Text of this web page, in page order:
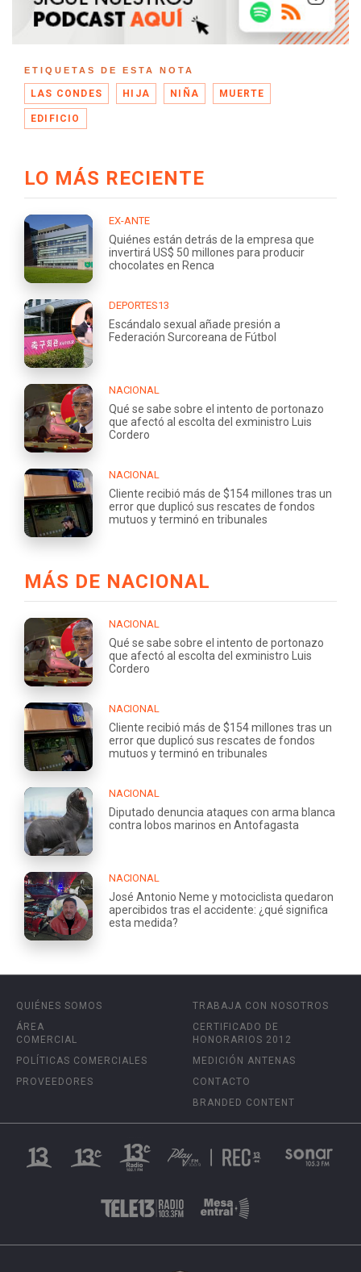
ETIQUETAS DE ESTA NOTA
LAS CONDES HIJA NIÑA MUERTE
EDIFICIO
LO MÁS RECIENTE
EX-ANTE
Quiénes están detrás de la empresa que
invertirá US$ 50 millones para producir
chocolates en Renca
DEPORTES13
Escándalo sexual añade presión a
Federación Surcoreana de Fútbol
NACIONAL
Qué se sabe sobre el intento de portonazo
que afectó al escolta del exministro Luis
Cordero
NACIONAL
Cliente recibió más de $154 millones tras un
error que duplicó sus rescates de fondos
mutuos y terminó en tribunales
MÁS DE NACIONAL
NACIONAL
Qué se sabe sobre el intento de portonazo
que afectó al escolta del exministro Luis
Cordero
NACIONAL
Cliente recibió más de $154 millones tras un
error que duplicó sus rescates de fondos
mutuos y terminó en tribunales
NACIONAL
Diputado denuncia ataques con arma blanca
contra lobos marinos en Antofagasta
NACIONAL
José Antonio Neme y motociclista quedaron
apercibidos tras el accidente: ¿qué significa
esta medida?
QUIÉNES SOMOS
ÁREA
COMERCIAL
POLÍTICAS COMERCIALES
PROVEEDORES
TRABAJA CON NOSOTROS
CERTIFICADO DE
HONORARIOS 2012
MEDICIÓN ANTENAS
CONTACTO
BRANDED CONTENT